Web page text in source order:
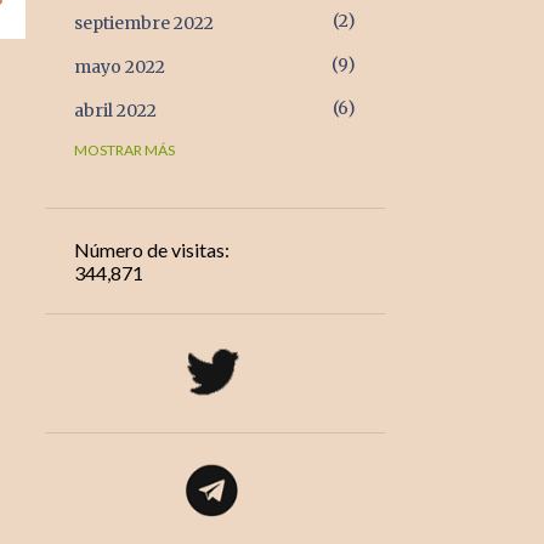
septiembre 2022 2
mayo 2022 9
abril 2022 6
marzo 2022
enero 2022
diciembre 2021
septiembre 2021
MOSTRAR MÁS
Número de visitas:
344,871